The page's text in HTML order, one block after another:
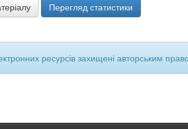
Перегляд статистики
ресурсів захищені авторським